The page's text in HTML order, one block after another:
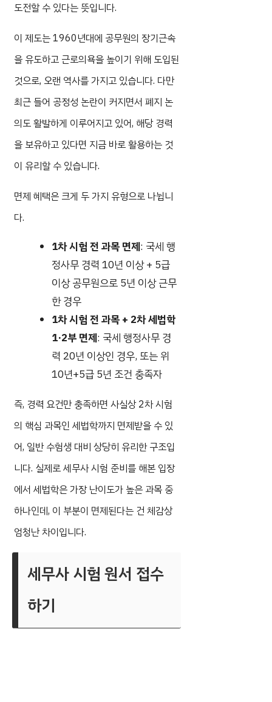
도전할 수 있다는 뜻입니다.
이 제도는 1960년대에 공무원의 장기근속
을 유도하고 근로의욕을 높이기 위해 도입된
것으로, 오랜 역사를 가지고 있습니다. 다만
최근 들어 공정성 논란이 커지면서 폐지 논
의도 활발하게 이루어지고 있어, 해당 경력
을 보유하고 있다면 지금 바로 활용하는 것
이 유리할 수 있습니다.
면제 혜택은 크게 두 가지 유형으로 나뉩니
다.
1차 시험 전 과목 면제: 국세 행
정사무 경력 10년 이상 + 5급
이상 공무원으로 5년 이상 근무
한 경우
1차 시험 전 과목 + 2차 세법학
1·2부 면제: 국세 행정사무 경
력 20년 이상인 경우, 또는 위
10년+5급 5년 조건 충족자
즉, 경력 요건만 충족하면 사실상 2차 시험
의 핵심 과목인 세법학까지 면제받을 수 있
어, 일반 수험생 대비 상당히 유리한 구조입
니다. 실제로 세무사 시험 준비를 해본 입장
에서 세법학은 가장 난이도가 높은 과목 중
하나인데, 이 부분이 면제된다는 건 체감상
엄청난 차이입니다.
세무사 시험 원서 접수
하기